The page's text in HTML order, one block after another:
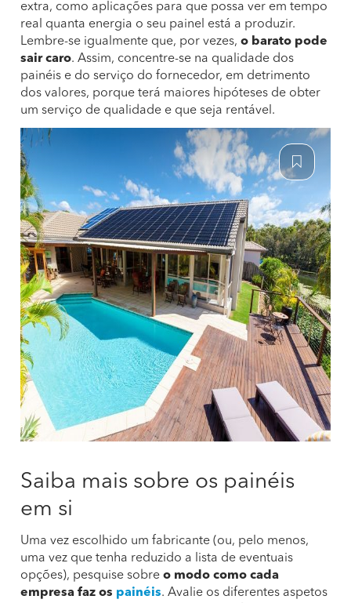
extra, como aplicações para que possa ver em tempo
real quanta energia o seu painel está a produzir.
Lembre-se igualmente que, por vezes, o barato pode
sair caro. Assim, concentre-se na qualidade dos
painéis e do serviço do fornecedor, em detrimento
dos valores, porque terá maiores hipóteses de obter
um serviço de qualidade e que seja rentável.
Saiba mais sobre os painéis
em si
Uma vez escolhido um fabricante (ou, pelo menos,
uma vez que tenha reduzido a lista de eventuais
opções), pesquise sobre o modo como cada
empresa faz os painéis. Avalie os diferentes aspetos